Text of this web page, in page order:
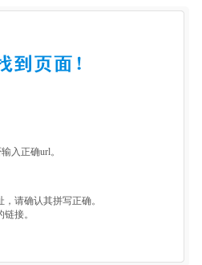
入正确url。
请确认其拼写正确。
接。